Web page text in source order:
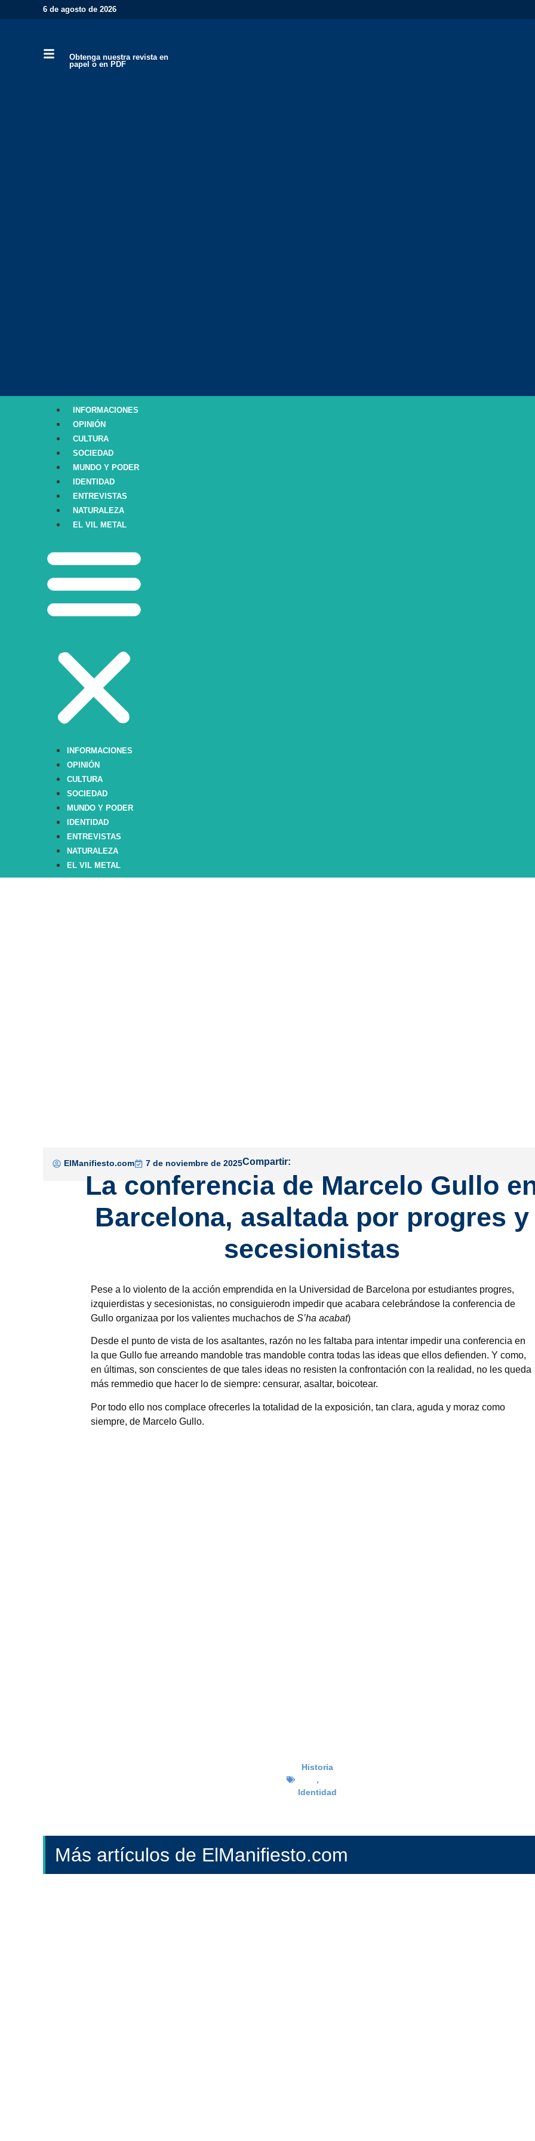
6 de agosto de 2026
Obtenga nuestra revista en
papel o en PDF
INFORMACIONES
OPINIÓN
CULTURA
SOCIEDAD
MUNDO Y PODER
IDENTIDAD
ENTREVISTAS
NATURALEZA
EL VIL METAL
INFORMACIONES
OPINIÓN
CULTURA
SOCIEDAD
MUNDO Y PODER
IDENTIDAD
ENTREVISTAS
NATURALEZA
EL VIL METAL
ElManifiesto.com 7 de noviembre de 2025Compartir:
La conferencia de Marcelo Gullo
Barcelona, asaltada por progres y
secesionistas
Pese a lo violento de la acción emprendida en la Universidad de Barcelona por estudiantes progres,
izquierdistas y secesionistas, no consiguierodn impedir que acabara celebrándose la conferencia de
Gullo organizaa por los valientes muchachos de S’ha acabat)
Desde el punto de vista de los asaltantes, razón no les faltaba para intentar impedir una conferencia en
la que Gullo fue arreando mandoble tras mandoble contra todas las ideas que ellos defienden. Y como,
en últimas, son conscientes de que tales ideas no resisten la confrontación con la realidad, no les queda
más remmedio que hacer lo de siempre: censurar, asaltar, boicotear.
Por todo ello nos complace ofrecerles la totalidad de la exposición, tan clara, aguda y moraz como
siempre, de Marcelo Gullo.
Historia
,
Identidad
Más artículos de ElManifiesto.com